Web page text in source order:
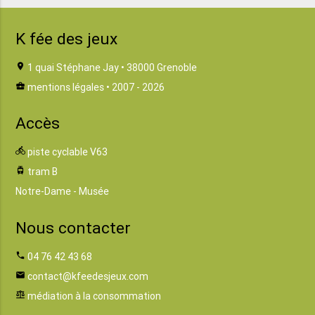
K fée des jeux
location_on 1 quai Stéphane Jay • 38000 Grenoble
business_center mentions légales • 2007 - 2026
Accès
directions_bike piste cyclable V63
tram tram B
Notre-Dame - Musée
Nous contacter
phone 04 76 42 43 68
email contact@kfeedesjeux.com
balance médiation à la consommation